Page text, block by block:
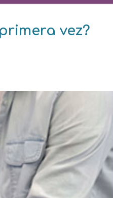
vez?